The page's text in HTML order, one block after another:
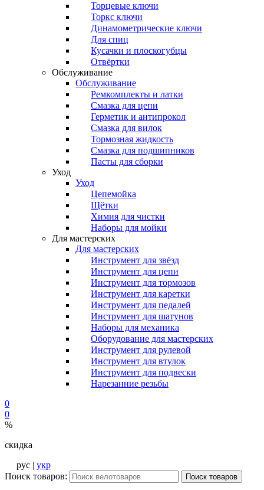
Торцевые ключи
Торкс ключи
Динамометрические ключи
Для спиц
Кусачки и плоскогубцы
Отвёртки
Обслуживание
Обслуживание
Ремкомплекты и латки
Смазка для цепи
Герметик и антипрокол
Смазка для вилок
Тормозная жидкость
Смазка для подшипников
Пасты для сборки
Уход
Уход
Цепемойка
Щётки
Химия для чистки
Наборы для мойки
Для мастерских
Для мастерских
Инструмент для звёзд
Инструмент для цепи
Инструмент для тормозов
Инструмент для каретки
Инструмент для педалей
Инструмент для шатунов
Наборы для механика
Оборудование для мастерских
Инструмент для рулевой
Инструмент для втулок
Инструмент для подвески
Нарезанние резьбы
0
0
%
скидка
рус | укр
Поиск товаров:
Поиск товаров